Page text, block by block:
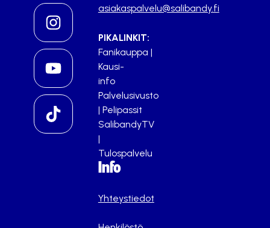
asiakaspalvelu@salibandy.fi
PIKALINKIT:
Fanikauppa |
Kausi-
info
Palvelusivusto
| Pelipassit
SalibandyTV
|
Tulospalvelu
Info
Yhteystiedot